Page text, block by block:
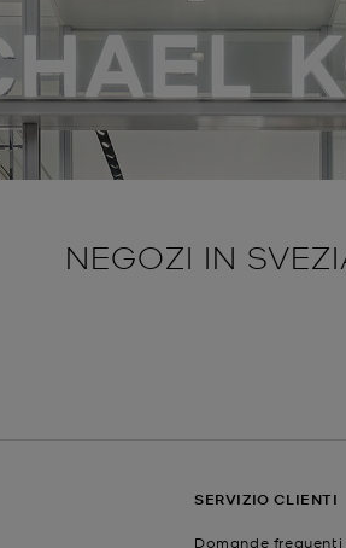
NEGOZI IN
SERVIZIO CLIENTI
Domande frequenti